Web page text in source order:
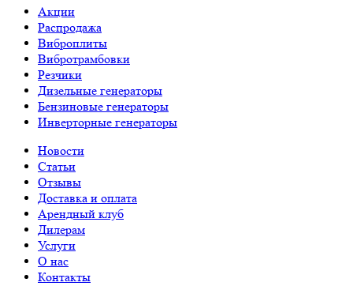
Акции
Распродажа
Виброплиты
Вибротрамбовки
Резчики
Дизельные генераторы
Бензиновые генераторы
Инверторные генераторы
Новости
Статьи
Отзывы
Доставка и оплата
Арендный клуб
Дилерам
Услуги
О нас
Контакты